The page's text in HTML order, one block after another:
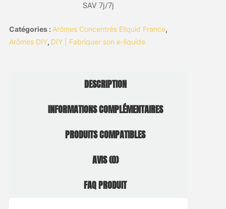
SAV 7j/7j
Catégories : Arômes Concentrés Eliquid France,
Arômes DIY, DIY | Fabriquer son e-liquide
DESCRIPTION
INFORMATIONS COMPLÉMENTAIRES
PRODUITS COMPATIBLES
AVIS (0)
FAQ PRODUIT